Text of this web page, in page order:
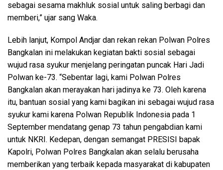
sebagai sesama makhluk sosial untuk saling berbagi dan
memberi,” ujar sang Waka.
Lebih lanjut, Kompol Andjar dan rekan rekan Polwan Polres
Bangkalan ini melakukan kegiatan bakti sosial sebagai
wujud rasa syukur menjelang peringatan puncak Hari Jadi
Polwan ke-73. “Sebentar lagi, kami Polwan Polres
Bangkalan akan merayakan hari jadinya ke 73. Oleh karena
itu, bantuan sosial yang kami bagikan ini sebagai wujud rasa
syukur kami karena Polwan Republik Indonesia pada 1
September mendatang genap 73 tahun pengabdian kami
untuk NKRI. Kedepan, dengan semangat PRESISI bapak
Kapolri, Polwan Polres Bangkalan akan selalu berusaha
memberikan yang terbaik kepada masyarakat di kabupaten